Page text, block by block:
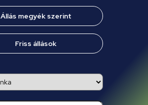
Állás megyék szerint
Friss állások